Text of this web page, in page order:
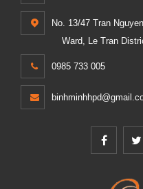
No. 13/47 Tran
Ward, Le Tran
0985 733 005